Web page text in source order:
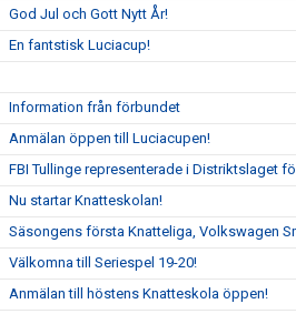
God Jul och Gott Nytt År!
En fantstisk Luciacup!
Information från förbundet
Anmälan öppen till Luciacupen!
FBI Tullinge representerade i Distriktslaget
Nu startar Knatteskolan!
Säsongens första Knatteliga, Volkswagen
Välkomna till Seriespel 19-20!
Anmälan till höstens Knatteskola öppen!